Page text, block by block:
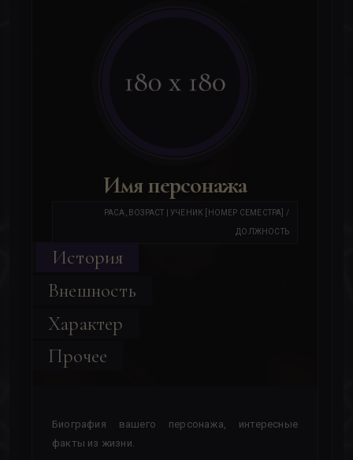
История
Внешность
Характер
Прочее
Имя персонажа
РАСА, ВОЗРАСТ | УЧЕНИК [НОМЕР СЕМЕСТРА] /
ДОЛЖНОСТЬ
Биография вашего персонажа, интересные
факты из жизни.